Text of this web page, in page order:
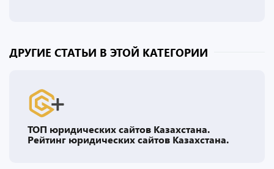
ДРУГИЕ СТАТЬИ В ЭТОЙ КАТЕГОРИИ
ТОП юридических сайтов Казахстана.
Рейтинг юридических сайтов Казахстана.